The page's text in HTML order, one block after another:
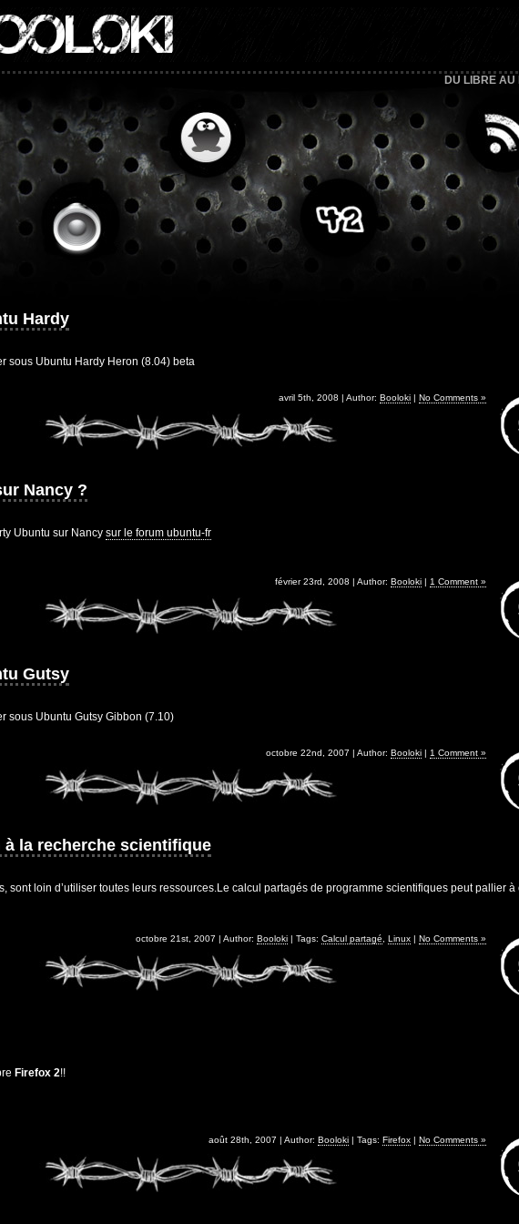
DU LIBRE AU
Hardy
sous Ubuntu Hardy Heron (8.04) beta
avril 5th, 2008 | Author: Booloki| No Comments »
Nancy ?
Ubuntu sur Nancy sur le forum ubuntu-fr
février 23rd, 2008 | Author: Booloki| 1 Comment »
Gutsy
sous Ubuntu Gutsy Gibbon (7.10)
octobre 22nd, 2007 | Author: Booloki| 1 Comment »
la recherche scientifique
octobre 21st, 2007 | Author: Booloki| Tags: Calcul partagé Linux| No Comments »
Firefox 2!!
août 28th, 2007 | Author: Booloki| Tags: Firefox| No Comments »